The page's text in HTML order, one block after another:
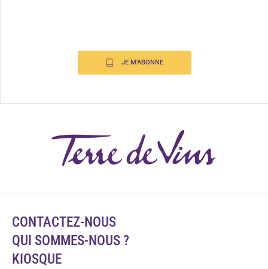
JE M'ABONNE
CONTACTEZ-NOUS
QUI SOMMES-NOUS ?
KIOSQUE